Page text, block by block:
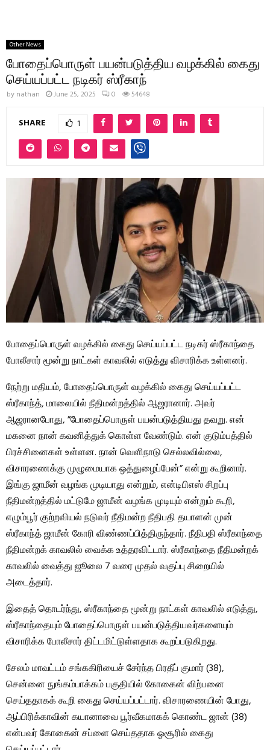
Other News
போதைப்பொருள் பயன்படுத்திய வழக்கில் கைது
செய்யப்பட்ட நடிகர் ஸ்ரீகாந்
by nathan June 25, 2025 0 54648
SHARE 1
போதைப்பொருள் வழக்கில் கைது செய்யப்பட்ட நடிகர் ஸ்ரீகாந்தை
போலீசார் மூன்று நாட்கள் காவலில் எடுத்து விசாரிக்க உள்ளனர்.
நேற்று மதியம், போதைப்பொருள் வழக்கில் கைது செய்யப்பட்ட
ஸ்ரீகாந்த், மாலையில் நீதிமன்றத்தில் ஆஜரானார். அவர்
ஆஜரானபோது, ​​”போதைப்பொருள் பயன்படுத்தியது தவறு. என்
மகனை நான் கவனித்துக் கொள்ள வேண்டும். என் குடும்பத்தில்
பிரச்சினைகள் உள்ளன. நான் வெளிநாடு செல்லவில்லை,
விசாரணைக்கு முழுமையாக ஒத்துழைப்பேன்” என்று கூறினார்.
இங்கு ஜாமீன் வழங்க முடியாது என்றும், என்டிபிஎஸ் சிறப்பு
நீதிமன்றத்தில் மட்டுமே ஜாமீன் வழங்க முடியும் என்றும் கூறி,
எழும்பூர் குற்றவியல் நடுவர் நீதிமன்ற நீதிபதி தயாளன் முன்
ஸ்ரீகாந்த் ஜாமீன் கோரி விண்ணப்பித்திருந்தார். நீதிபதி ஸ்ரீகாந்தை
நீதிமன்றக் காவலில் வைக்க உத்தரவிட்டார். ஸ்ரீகாந்தை நீதிமன்றக்
காவலில் வைத்து ஜூலை 7 வரை முதல் வகுப்பு சிறையில்
அடைத்தார்.
இதைத் தொடர்ந்து, ஸ்ரீகாந்தை மூன்று நாட்கள் காவலில் எடுத்து,
ஸ்ரீகாந்தையும் போதைப்பொருள் பயன்படுத்தியவர்களையும்
விசாரிக்க போலீசார் திட்டமிட்டுள்ளதாக கூறப்படுகிறது.
சேலம் மாவட்டம் சங்ககிரியைச் சேர்ந்த பிரதீப் குமார் (38),
சென்னை நுங்கம்பாக்கம் பகுதியில் கோகைன் விற்பனை
செய்ததாகக் கூறி கைது செய்யப்பட்டார். விசாரணையின் போது, ​​
ஆப்பிரிக்காவின் கயானாவை பூர்வீகமாகக் கொண்ட ஜான் (38)
என்பவர் கோகைன் சப்ளை செய்ததாக ஓசூரில் கைது